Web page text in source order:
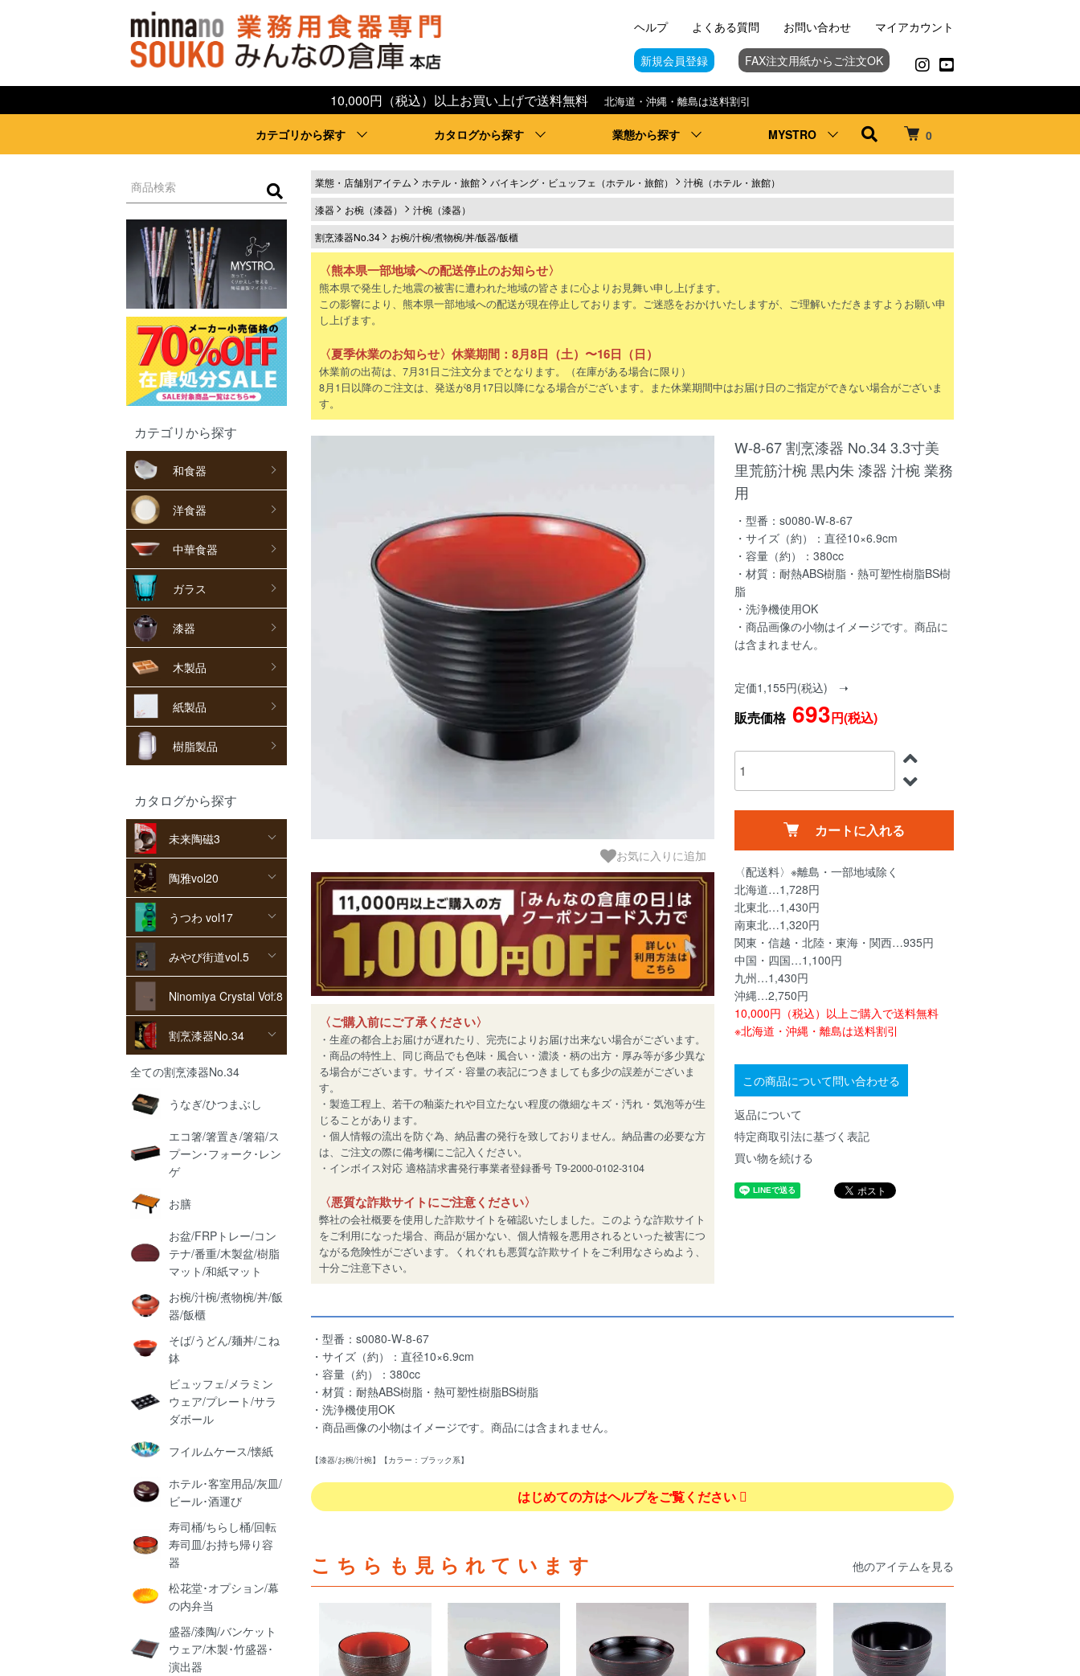
0
10,000円（税込）以上お買い上げで送料無料 北海道・沖縄・離島は送料割引
カテゴリから探す カタログから探す 業態から探す MYSTRO
ヘルプ よくある質問 お問い合わせ マイアカウント
新規会員登録 FAX注文用紙からご注文OK
カテゴリから探す
和食器
洋食器
中華食器
ガラス
漆器
木製品
紙製品
樹脂製品
カタログから探す
未来陶磁3
陶雅vol20
うつわ vol17
みやび街道vol.5
Ninomiya Crystal Vol.8
割烹漆器No.34
全ての割烹漆器No.34
うなぎ/ひつまぶし
エコ箸/箸置き/箸箱/ス
プーン･フォーク･レン
ゲ
お膳
お盆/FRPトレー/コン
テナ/番重/木製盆/樹脂
マット/和紙マット
お椀/汁椀/煮物椀/丼/飯
器/飯櫃
そば/うどん/麺丼/こね
鉢
ビュッフェ/メラミン
ウェア/プレート/サラ
ダボール
フイルムケース/懐紙
ホテル･客室用品/灰皿/
ビール･酒運び
寿司桶/ちらし桶/回転
寿司皿/お持ち帰り容
器
松花堂･オプション/幕
の内弁当
盛器/漆陶/バンケット
ウェア/木製･竹盛器･
演出器
業態・店舗別アイテム ホテル・旅館 バイキング・ビュッフェ（ホテル・旅館）
汁椀（ホテル・旅館）
漆器
お椀（漆器）
汁椀（漆器）
割烹漆器No.34
お椀/汁椀/煮物椀/丼/飯器/飯櫃
〈熊本県一部地域への配送停止のお知らせ〉
熊本県で発生した地震の被害に遭われた地域の皆さまに心よりお見舞い申し上げます。
この影響により、熊本県一部地域への配送が現在停止しております。ご迷惑をおかけいたしますが、ご理解いただきますようお願い申
し上げます。
〈夏季休業のお知らせ〉休業期間：8月8日（土）〜16日（日）
休業前の出荷は、7月31日ご注文分までとなります。（在庫がある場合に限り）
8月1日以降のご注文は、発送が8月17日以降になる場合がございます。また休業期間中はお届け日のご指定ができない場合がございま
す。
お気に入りに追加
〈ご購入前にご了承ください〉
・生産の都合上お届けが遅れたり、完売によりお届け出来ない場合がございます。
・商品の特性上、同じ商品でも色味・風合い・濃淡・柄の出方・厚み等が多少異な
る場合がございます。サイズ・容量の表記につきましても多少の誤差がございま
す。
・製造工程上、若干の釉薬たれや目立たない程度の微細なキズ・汚れ・気泡等が生
じることがあります。
・個人情報の流出を防ぐ為、納品書の発行を致しておりません。納品書の必要な方
は、ご注文の際に備考欄にご記入ください。
・インボイス対応 適格請求書発行事業者登録番号 T9-2000-0102-3104
〈悪質な詐欺サイトにご注意ください〉
弊社の会社概要を使用した詐欺サイトを確認いたしました。このような詐欺サイト
をご利用になった場合、商品が届かない、個人情報を悪用されるといった被害につ
ながる危険性がございます。くれぐれも悪質な詐欺サイトをご利用なさらぬよう、
十分ご注意下さい。
W-8-67 割烹漆器 No.34 3.3寸美
里荒筋汁椀 黒内朱 漆器 汁椀 業務
用
・型番：s0080-W-8-67
・サイズ（約）：直径10×6.9cm
・容量（約）：380cc
・材質：耐熱ABS樹脂・熱可塑性樹脂BS樹
脂
・洗浄機使用OK
・商品画像の小物はイメージです。商品に
は含まれません。
定価1,155円(税込) ➝
販売価格693円(税込)
カートに入れる
〈配送料〉※離島・一部地域除く
北海道…1,728円
北東北…1,430円
南東北…1,320円
関東・信越・北陸・東海・関西…935円
中国・四国…1,100円
九州…1,430円
沖縄…2,750円
10,000円（税込）以上ご購入で送料無料
※北海道・沖縄・離島は送料割引
この商品について問い合わせる
返品について
特定商取引法に基づく表記
買い物を続ける
・型番：s0080-W-8-67
・サイズ（約）：直径10×6.9cm
・容量（約）：380cc
・材質：耐熱ABS樹脂・熱可塑性樹脂BS樹脂
・洗浄機使用OK
・商品画像の小物はイメージです。商品には含まれません。
【漆器/お椀/汁椀】【カラー：ブラック系】
はじめての方はヘルプをご覧ください
こちらも見られています 他のアイテムを見る